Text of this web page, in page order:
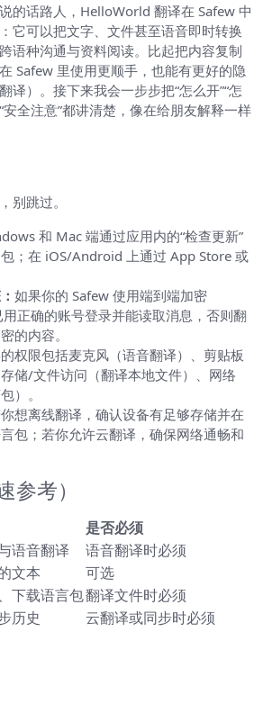
的话路人，HelloWorld 翻译在 Safew 中
它可以把文字、文件甚至语音即时转换
语种沟通与资料阅读。比起把内容复制
Safew 里使用更顺手，也能有更好的隐
译）。接下来我会一步步把“怎么开”“怎
安全注意”都讲清楚，像在给朋友解释一样
别跳过。
和 Mac 端通过应用内的“检查更新”
；在 iOS/Android 上通过 App Store 或
如果你的 Safew 使用端到端加密
用正确的账号登录并能读取消息，否则翻
的内容。
权限包括麦克风（语音翻译）、剪贴板
存储/文件访问（翻译本地文件）、网络
）。
想离线翻译，确认设备有足够存储并在
包；若你允许云翻译，确保网络通畅和
参考）
是否必须
语音翻译
语音翻译时必须
文本
可选
下载语言包翻译文件时必须
历史 云翻译或同步时必须